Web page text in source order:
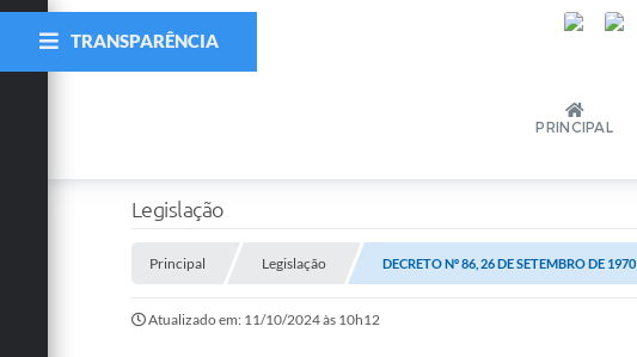
PRINCIPAL
TRANSPARÊNCIA
Legislação
Principal Legislação DECRETO Nº 86, 26 DE SETEMBRO DE 1970
Atualizado em: 11/10/2024 às 10h12